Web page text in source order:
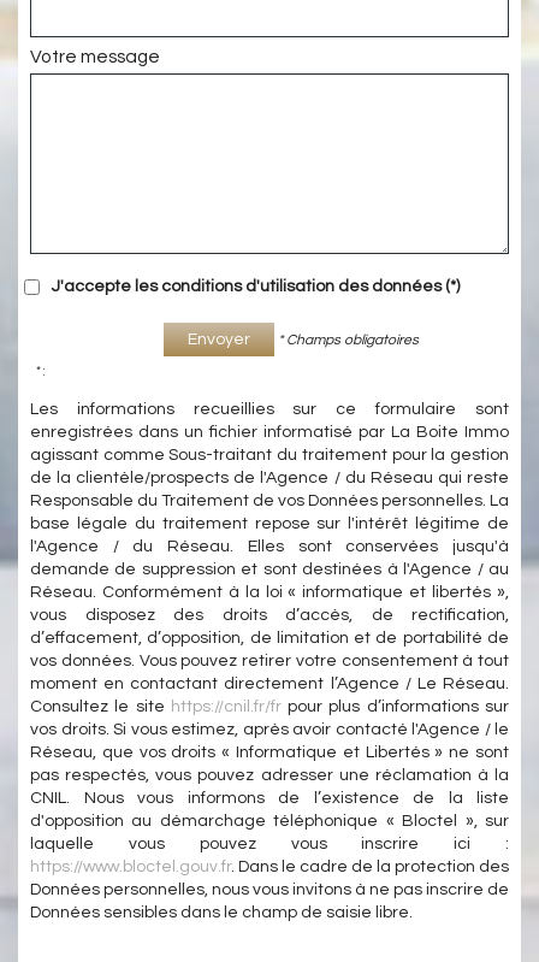
Votre message
J'accepte les conditions d'utilisation des données (*)
Envoyer * Champs obligatoires
* :
Les informations recueillies sur ce formulaire sont
enregistrées dans un fichier informatisé par La Boite Immo
agissant comme Sous-traitant du traitement pour la gestion
de la clientèle/prospects de l'Agence / du Réseau qui reste
Responsable du Traitement de vos Données personnelles. La
base légale du traitement repose sur l'intérêt légitime de
l'Agence / du Réseau. Elles sont conservées jusqu'à
demande de suppression et sont destinées à l'Agence / au
Réseau. Conformément à la loi « informatique et libertés »,
vous disposez des droits d’accès, de rectification,
d’effacement, d’opposition, de limitation et de portabilité de
vos données. Vous pouvez retirer votre consentement à tout
moment en contactant directement l’Agence / Le Réseau.
Consultez le site https://cnil.fr/frpour plus d’informations sur
vos droits. Si vous estimez, après avoir contacté l'Agence / le
Réseau, que vos droits « Informatique et Libertés » ne sont
pas respectés, vous pouvez adresser une réclamation à la
CNIL. Nous vous informons de l’existence de la liste
d'opposition au démarchage téléphonique « Bloctel », sur
laquelle vous pouvez vous inscrire ici :
https://www.bloctel.gouv.fr. Dans le cadre de la protection des
Données personnelles, nous vous invitons à ne pas inscrire de
Données sensibles dans le champ de saisie libre.